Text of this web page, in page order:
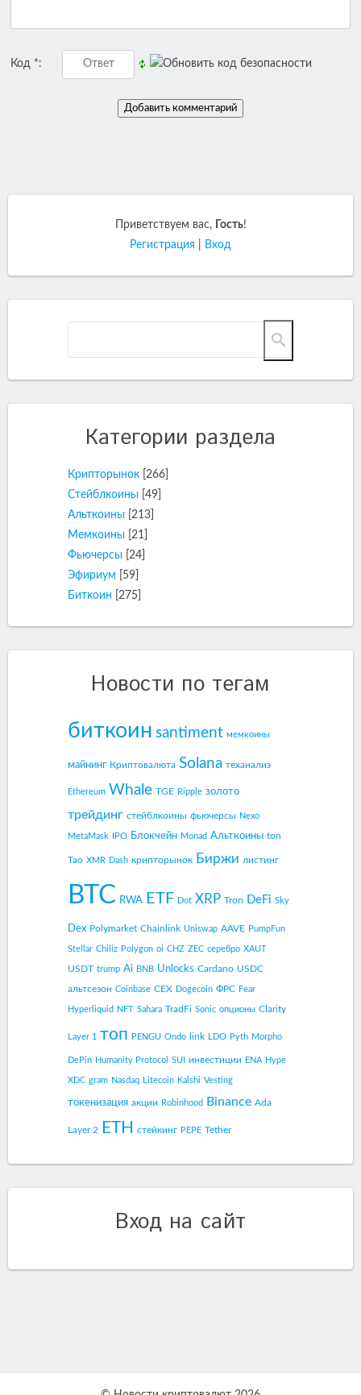
Код *:
Приветствуем вас, Гость!
Регистрация
Вход
Категории раздела
Крипторынок
[266]
Стейблкоины [49]
Альткоины
[213]
Мемкоины
[21]
Фьючерсы
[24]
Эфириум
[59]
Биткоин
[275]
Новости по тегам
биткоин santiment мемкоины
майнинг Криптовалюта Solana теханализ
Ethereum Whale TGE Ripple золото
трейдинг стейблкоины фьючерсы Nexo
MetaMask IPO Блокчейн Monad Альткоины ton
Tao XMR Dash крипторынок Биржи листинг
BTC RWA ETF Dot XRP Tron DeFi Sky
Dex Polymarket Chainlink Uniswap AAVE PumpFun
Stellar Chiliz Polygon oi CHZ ZEC серебро XAUT
USDT trump Ai BNB Unlocks Cardano USDC
альтсезон Coinbase CEX Dogecoin ФРС Fear
Hyperliquid NFT Sahara TradFi Sonic опционы Clarity
Layer 1 топ PENGU Ondo link LDO Pyth Morpho
DePin Humanity Protocol SUI инвестиции ENA Hype
XDC gram Nasdaq Litecoin Kalshi Vesting
токенизация акции Robinhood Binance Ada
Layer 2 ETH стейкинг PEPE Tether
Вход на сайт